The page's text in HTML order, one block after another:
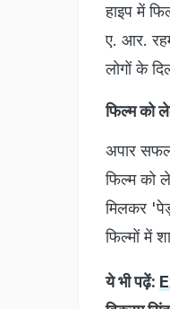
हाइप में
ए. आर.
लोगों के
फिल्म को
अपार
फिल्म को
मिलकर
फिल्मों में
ये भी पढ़ें: